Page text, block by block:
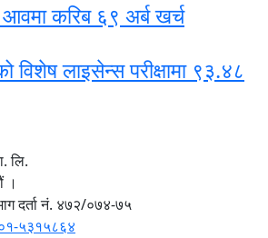
करिब ६९ अर्ब खर्च
लाइसेन्स परीक्षामा ९३.४८
लि.
।
दर्ता नं. ४७२/०७४-७५
५३१५८६४